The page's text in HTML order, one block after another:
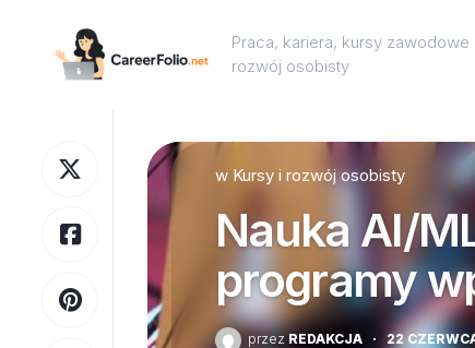
content
Praca, kariera, kursy zawodowe
rozwój osobisty
w Kursy i rozwój osobisty
Nauka AI/
programy
przez REDAKCJA · 22